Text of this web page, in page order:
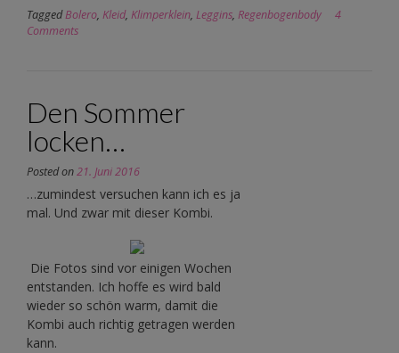
TaggedBolero, Kleid, Klimperklein, Leggins, Regenbogenbody
4
Comments
Den Sommer
locken…
Posted on21. Juni 2016
…zumindest versuchen kann ich es ja
mal. Und zwar mit dieser Kombi.
Die Fotos sind vor einigen Wochen
entstanden. Ich hoffe es wird bald
wieder so schön warm, damit die
Kombi auch richtig getragen werden
kann.